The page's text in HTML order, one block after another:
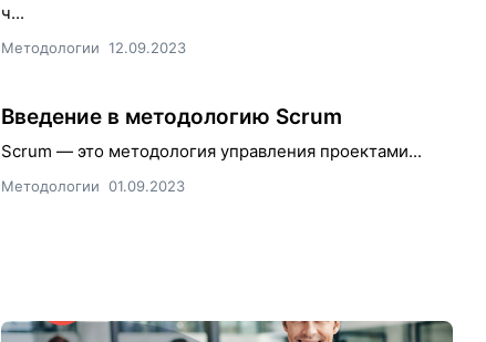
ч...
Методологии 12.09.2023
Введение в методологию Scrum
Scrum — это методология управления проектами...
Методологии 01.09.2023